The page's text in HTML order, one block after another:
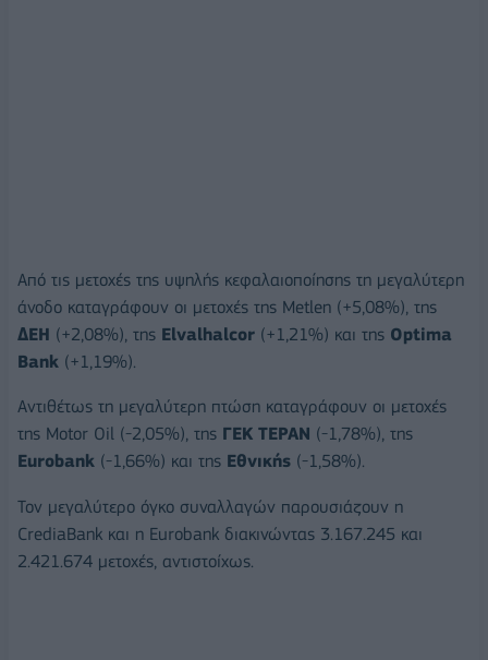
Από τις μετοχές της υψηλής κεφαλαιοποίησης τη μεγαλύτερη
άνοδο καταγράφουν οι μετοχές της Metlen (+5,08%), της
ΔΕΗ (+2,08%), της Elvalhalcor (+1,21%) και της Optima
Bank (+1,19%).
Αντιθέτως τη μεγαλύτερη πτώση καταγράφουν οι μετοχές
της Motor Oil (-2,05%), της ΓΕΚ ΤΕΡΑΝ (-1,78%), της
Eurobank (-1,66%) και της Εθνικής (-1,58%).
Τον μεγαλύτερο όγκο συναλλαγών παρουσιάζουν η
CrediaBank και η Eurobank διακινώντας 3.167.245 και
2.421.674 μετοχές, αντιστοίχως.